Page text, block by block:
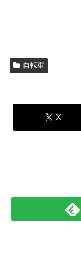
自転車
X